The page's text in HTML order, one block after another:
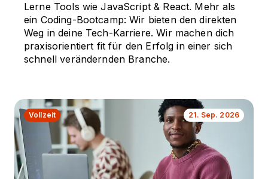
Lerne Tools wie JavaScript & React. Mehr als
ein Coding-Bootcamp: Wir bieten den direkten
Weg in deine Tech-Karriere. Wir machen dich
praxisorientiert fit für den Erfolg in einer sich
schnell verändernden Branche.
21. Sep. 2026
Vollzeit